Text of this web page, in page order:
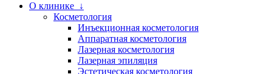
О клинике ↓
Косметология
Инъекционная косметология
Аппаратная косметология
Лазерная косметология
Лазерная эпиляция
Эстетическая косметология